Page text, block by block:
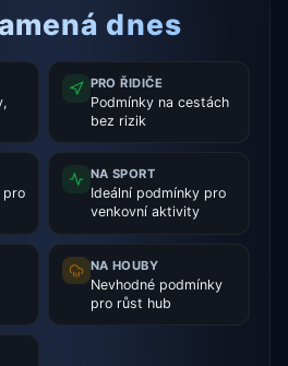
dnes
PRO ŘIDIČE
Podmínky na cestách
bez rizik
pro
NA SPORT
Ideální podmínky pro
venkovní aktivity
NA HOUBY
Nevhodné podmínky
pro růst hub